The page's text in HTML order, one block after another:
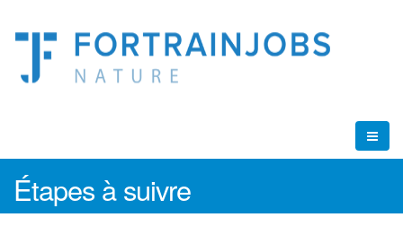
Étapes à suivre